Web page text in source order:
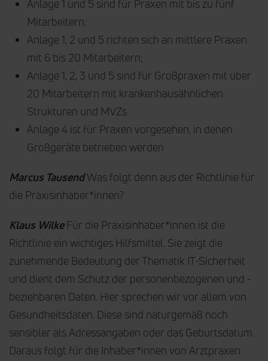
Anlage 1 und 5 sind für Praxen mit bis zu fünf
Mitarbeitern;
Anlage 1, 2 und 5 richten sich an mittlere Praxen
mit 6 bis 20 Mitarbeitern;
Anlage 1, 2, 3 und 5 sind für Großpraxen mit über
20 Mitarbeitern mit krankenhausähnlichen
Strukturen und MVZs
Anlage 4 ist für Praxen vorgesehen, in denen
Großgeräte betrieben werden
Marcus TausendWas folgt denn aus der Richtlinie für
die Praxisinhaber*innen?
Klaus WilkeFür die Praxisinhaber*innen ist die
Richtlinie ein wichtiges Hilfsmittel. Sie zeigt die
zunehmende Bedeutung der Thematik IT-Sicherheit
und dient dem Schutz der personenbezogenen und -
beziehbaren Daten. Hier sprechen wir vor allem von
Gesundheitsdaten. Diese sind naturgemäß noch
sensibler als Adressangaben oder das Geburtsdatum.
Daraus folgt für die Inhaber*innen von Arztpraxen